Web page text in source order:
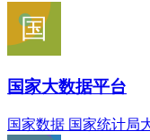
国家大数据平台
国家数据 国家统计局